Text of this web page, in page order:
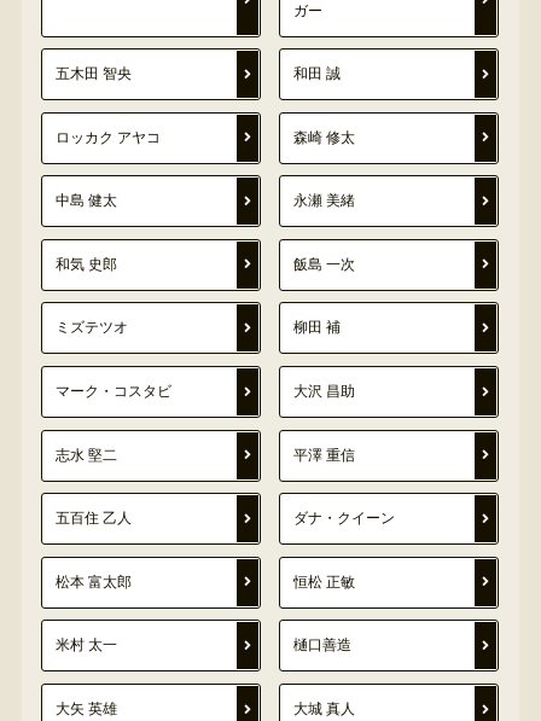
ガー
五木田 智央 和田 誠
ロッカク アヤコ 森崎 修太
中島 健太 永瀬 美緒
和気 史郎 飯島 一次
ミズテツオ 柳田 補
マーク・コスタビ 大沢 昌助
志水 堅二 平澤 重信
五百住 乙人 ダナ・クイーン
松本 富太郎 恒松 正敏
米村 太一 樋口善造
大矢 英雄 大城 真人